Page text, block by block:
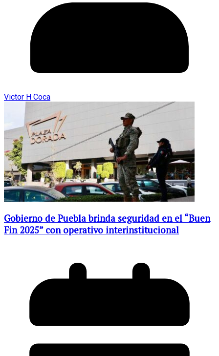
Victor H Coca
Gobierno de Puebla brinda seguridad en el “Buen
Fin 2025” con operativo interinstitucional